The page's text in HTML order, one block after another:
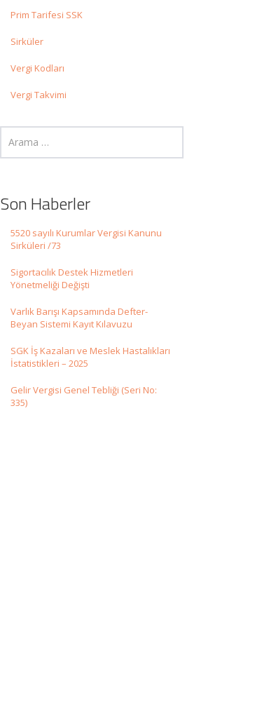
Prim Tarifesi SSK
Sirküler
Vergi Kodları
Vergi Takvimi
Son Haberler
5520 sayılı Kurumlar Vergisi Kanunu
Sirküleri /73
Sigortacılık Destek Hizmetleri
Yönetmeliği Değişti
Varlık Barışı Kapsamında Defter-
Beyan Sistemi Kayıt Kılavuzu
SGK İş Kazaları ve Meslek Hastalıkları
İstatistikleri – 2025
Gelir Vergisi Genel Tebliği (Seri No:
335)